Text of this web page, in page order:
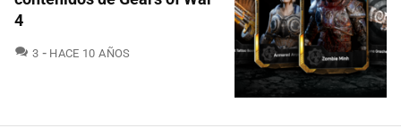
4
3 COMENTARIOS
HACE 10 AÑOS